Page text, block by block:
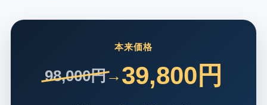
本来価格
98,000円→ 39,800円